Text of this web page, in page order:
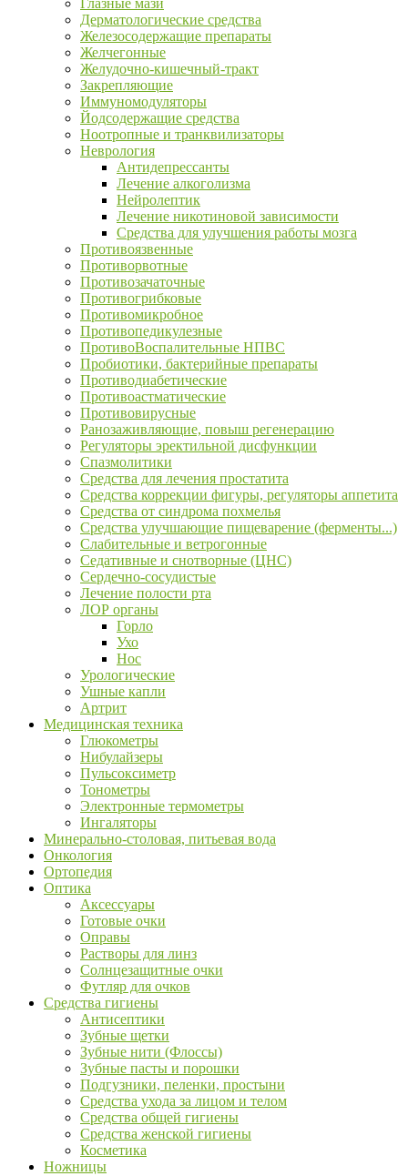
Глазные мази
Дерматологические средства
Железосодержащие препараты
Желчегонные
Желудочно-кишечный-тракт
Закрепляющие
Иммуномодуляторы
Йодсодержащие средства
Ноотропные и транквилизаторы
Неврология
Антидепрессанты
Лечение алкоголизма
Нейролептик
Лечение никотиновой зависимости
Средства для улучшения работы мозга
Противоязвенные
Противорвотные
Противозачаточные
Противогрибковые
Противомикробное
Противопедикулезные
ПротивоВоспалительные НПВС
Пробиотики, бактерийные препараты
Противодиабетические
Противоастматические
Противовирусные
Ранозаживляющие, повыш регенерацию
Регуляторы эректильной дисфункции
Спазмолитики
Средства для лечения простатита
Средства коррекции фигуры, регуляторы аппетита
Средства от синдрома похмелья
Средства улучшающие пищеварение (ферменты...)
Слабительные и ветрогонные
Седативные и снотворные (ЦНС)
Сердечно-сосудистые
Лечение полости рта
ЛОР органы
Горло
Ухо
Нос
Урологические
Ушные капли
Артрит
Медицинская техника
Глюкометры
Нибулайзеры
Пульсоксиметр
Тонометры
Электронные термометры
Ингаляторы
Минерально-столовая, питьевая вода
Онкология
Ортопедия
Оптика
Аксессуары
Готовые очки
Оправы
Растворы для линз
Солнцезащитные очки
Футляр для очков
Средства гигиены
Антисептики
Зубные щетки
Зубные нити (Флоссы)
Зубные пасты и порошки
Подгузники, пеленки, простыни
Средства ухода за лицом и телом
Средства общей гигиены
Средства женской гигиены
Косметика
Ножницы